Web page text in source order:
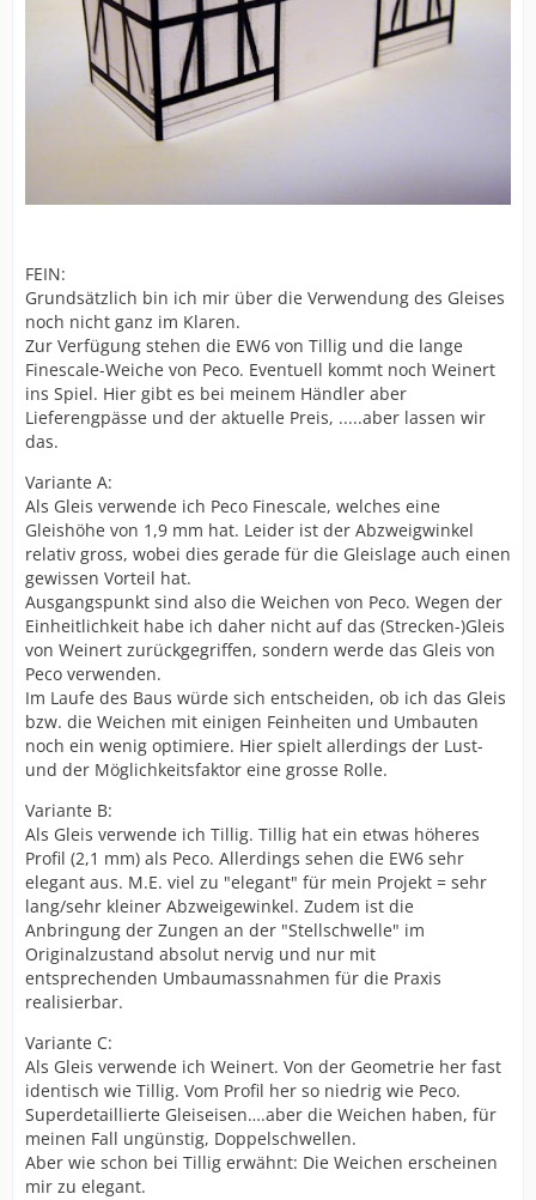
FEIN:
Grundsätzlich bin ich mir über die Verwendung des Gleises
noch nicht ganz im Klaren.
Zur Verfügung stehen die EW6 von Tillig und die lange
Finescale-Weiche von Peco. Eventuell kommt noch Weinert
ins Spiel. Hier gibt es bei meinem Händler aber
Lieferengpässe und der aktuelle Preis, .....aber lassen wir
das.
Variante A:
Als Gleis verwende ich Peco Finescale, welches eine
Gleishöhe von 1,9 mm hat. Leider ist der Abzweigwinkel
relativ gross, wobei dies gerade für die Gleislage auch einen
gewissen Vorteil hat.
Ausgangspunkt sind also die Weichen von Peco. Wegen der
Einheitlichkeit habe ich daher nicht auf das (Strecken-)Gleis
von Weinert zurückgegriffen, sondern werde das Gleis von
Peco verwenden.
Im Laufe des Baus würde sich entscheiden, ob ich das Gleis
bzw. die Weichen mit einigen Feinheiten und Umbauten
noch ein wenig optimiere. Hier spielt allerdings der Lust-
und der Möglichkeitsfaktor eine grosse Rolle.
Variante B:
Als Gleis verwende ich Tillig. Tillig hat ein etwas höheres
Profil (2,1 mm) als Peco. Allerdings sehen die EW6 sehr
elegant aus. M.E. viel zu "elegant" für mein Projekt = sehr
lang/sehr kleiner Abzweigewinkel. Zudem ist die
Anbringung der Zungen an der "Stellschwelle" im
Originalzustand absolut nervig und nur mit
entsprechenden Umbaumassnahmen für die Praxis
realisierbar.
Variante C:
Als Gleis verwende ich Weinert. Von der Geometrie her fast
identisch wie Tillig. Vom Profil her so niedrig wie Peco.
Superdetaillierte Gleiseisen….aber die Weichen haben, für
meinen Fall ungünstig, Doppelschwellen.
Aber wie schon bei Tillig erwähnt: Die Weichen erscheinen
mir zu elegant.